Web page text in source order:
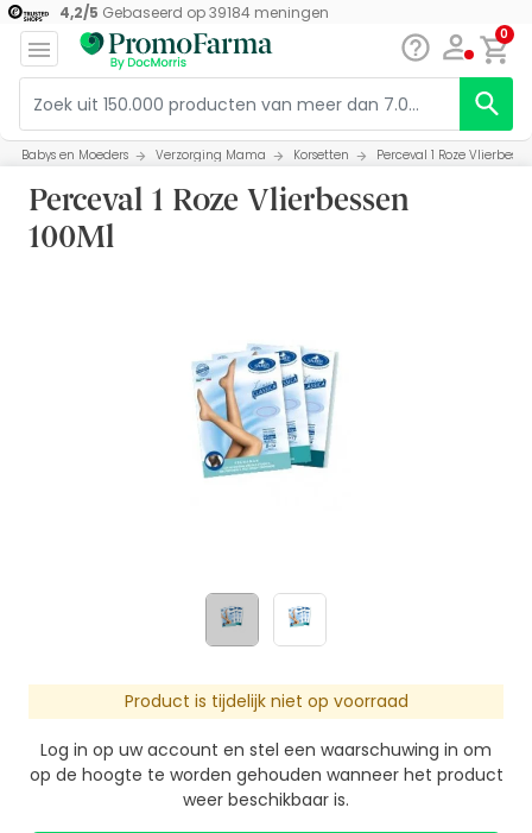
4,2/5 Gebaseerd op39184 meningen
0
Babys en Moeders Verzorging Mama Korsetten Perceval 1 Roze
Perceval 1 Roze Vlierbessen
100Ml
Product is tijdelijk niet op voorraad
Log in op uw account en stel een waarschuwing in om
op de hoogte te worden gehouden wanneer het product
weer beschikbaar is.